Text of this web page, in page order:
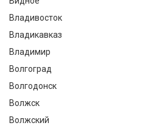
Владивосток
Владикавказ
Владимир
Волгоград
Волгодонск
Волжск
Волжский